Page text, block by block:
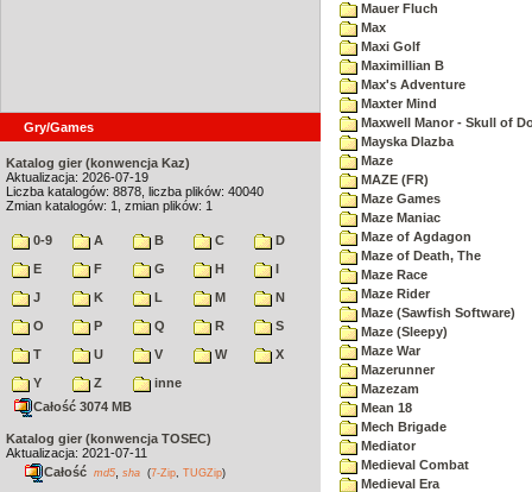
Gry/Games
Katalog gier (konwencja Kaz)
Aktualizacja: 2026-07-19
Liczba katalogów: 8878, liczba plików: 40040
Zmian katalogów: 1, zmian plików: 1
0-9 A B C
D
E
F G H
I
J
K L M
N
O
P Q R
S
T
U V W
X
Y
Z
inne
Całość 3074 MB
Katalog gier (konwencja TOSEC)
Aktualizacja: 2021-07-11
Całość md5 sha (7-Zip TUGZip)
Mauer Fluch
Max
Maxi Golf
Maximillian B
Max's Adventure
Maxter Mind
Maxwell Manor - Skull of
Mayska Dlazba
Maze
MAZE (FR)
Maze Games
Maze Maniac
Maze of Agdagon
Maze of Death, The
Maze Race
Maze Rider
Maze (Sawfish Software)
Maze (Sleepy)
Maze War
Mazerunner
Mazezam
Mean 18
Mech Brigade
Mediator
Medieval Combat
Medieval Era